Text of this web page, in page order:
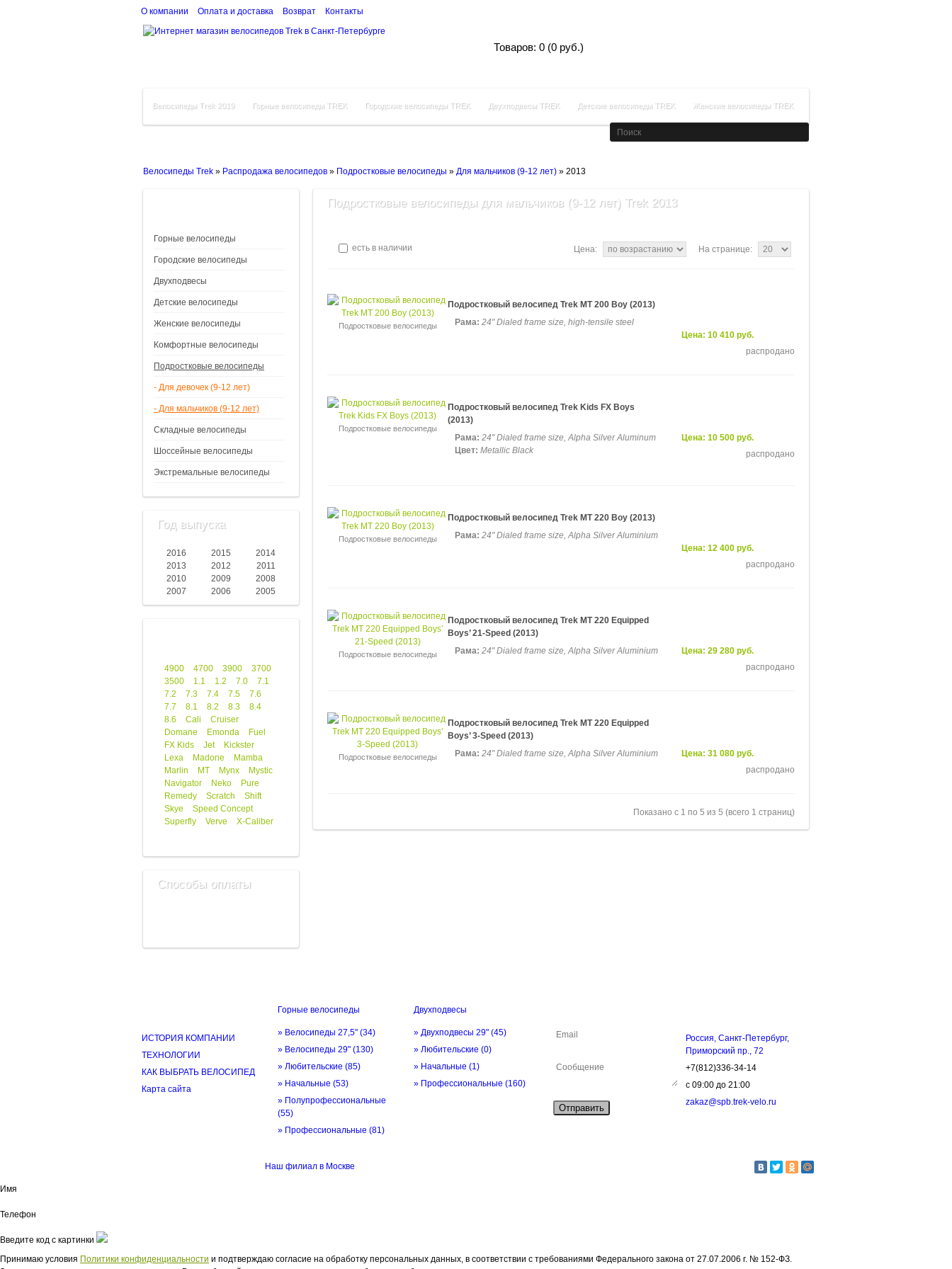
Товаров: 0 (0 руб.)
О компании Оплата и доставка Возврат Контакты
Велосипеды Trek 2019 Горные велосипеды TREK Городские велосипеды TREK Двухподвесы TREK Детские велосипеды TREK Женские велосипеды TREK
Велосипеды Trek » Распродажа велосипедов » Подростковые велосипеды » Для мальчиков (9-12 лет) » 2013
Горные велосипеды
Городские велосипеды
Двухподвесы
Детские велосипеды
Женские велосипеды
Комфортные велосипеды
Подростковые велосипеды
- Для девочек (9-12 лет)
- Для мальчиков (9-12 лет)
Складные велосипеды
Шоссейные велосипеды
Экстремальные велосипеды
Год выпуска
2016 2015
2014
2013
2012
2011
2010
2009
2008
2007
2006 2005
4900 4700 3900
3700
3500
1.1 1.2 7.0
7.1
7.2
7.3 7.4 7.5
7.6
7.7
8.1 8.2 8.3
8.4
8.6
Cali
Cruiser
Domane
Emonda
Fuel
FX Kids
Jet
Kickster
Lexa
Madone
Mamba
Marlin
MT Mynx
Mystic
Navigator
Neko
Pure
Remedy
Scratch
Shift
Skye
Speed Concept
Superfly
Verve X-Caliber
Способы оплаты
Подростковые велосипеды для мальчиков (9-12 лет) Trek 2013
есть в наличии На странице:
Цена:
Подростковые велосипеды
Подростковый велосипед Trek MT 200 Boy (2013)
Рама: 24" Dialed frame size, high-tensile steel
Цена: 10 410 руб.
распродано
Подростковые велосипеды
Подростковый велосипед Trek Kids FX Boys
(2013)
Рама: 24" Dialed frame size, Alpha Silver Aluminum
Цвет: Metallic Black
Цена: 10 500 руб.
распродано
Подростковые велосипеды
Подростковый велосипед Trek MT 220 Boy (2013)
Рама: 24" Dialed frame size, Alpha Silver Aluminium
Цена: 12 400 руб.
распродано
Подростковые велосипеды
Подростковый велосипед Trek MT 220 Equipped
Boys’ 21-Speed (2013)
Рама: 24" Dialed frame size, Alpha Silver Aluminium
Цена: 29 280 руб.
распродано
Подростковые велосипеды
Подростковый велосипед Trek MT 220 Equipped
Boys’ 3-Speed (2013)
Рама: 24" Dialed frame size, Alpha Silver Aluminium
Цена: 31 080 руб.
распродано
Показано с 1 по 5 из 5 (всего 1 страниц)
ИСТОРИЯ КОМПАНИИ
ТЕХНОЛОГИИ
КАК ВЫБРАТЬ ВЕЛОСИПЕД
Карта сайта
Горные велосипеды
» Велосипеды 27,5" (34)
» Велосипеды 29" (130)
» Любительские (85)
» Начальные (53)
» Полупрофессиональные
(55)
» Профессиональные (81)
Двухподвесы
» Двухподвесы 29" (45)
» Любительские (0)
» Начальные (1)
» Профессиональные (160)
Отправить
Россия, Санкт-Петербург,
Приморский пр., 72
+7(812)336-34-14
с 09:00 до 21:00
zakaz@spb.trek-velo.ru
Наш филиал в Москве
Имя
Телефон
Введите код с картинки
Принимаю условия Политики конфиденциальности и подтверждаю согласие на обработку персональных данных, в соответствии с требованиями Федерального закона от 27.07.2006 г. № 152-ФЗ.